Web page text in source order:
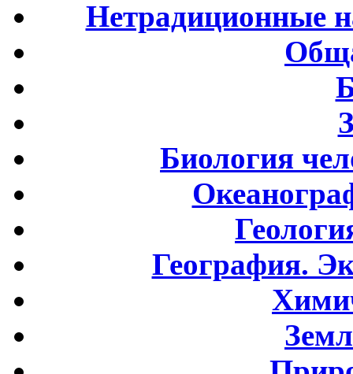
Нетрадиционные
Биология
География.